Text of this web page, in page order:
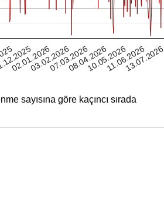
02.01.2026
03.02.2026
07.03.2026
08.04.2026
10.05.2026
11.06.2026
13.07.2026
sayısına göre kaçıncı sırada